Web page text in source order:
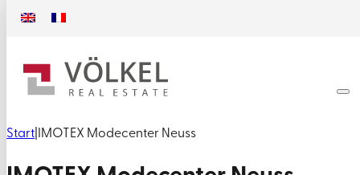
Start IMOTEX Modecenter Neuss